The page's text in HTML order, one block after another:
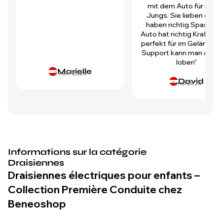
Marielle
29 avr. 2026
mit dem Auto für
Jungs. Sie lieben es
haben richtig Spass!
Auto hat richtig Kraft
perfekt für im Gelände.
Support kann man auch
loben"
David
1 mai 2026
Informations sur la catégorie
Draisiennes
Draisiennes électriques pour enfants –
Collection Première Conduite chez
Beneoshop